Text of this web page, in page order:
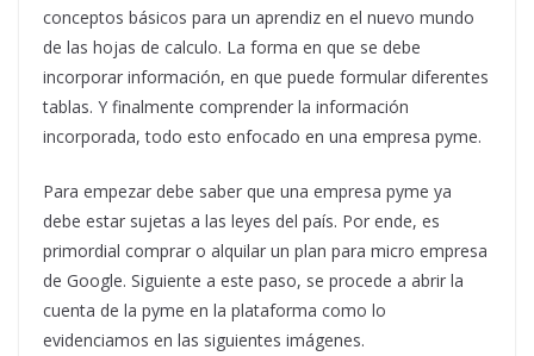
conceptos básicos para un aprendiz en el nuevo mundo
de las hojas de calculo. La forma en que se debe
incorporar información, en que puede formular diferentes
tablas. Y finalmente comprender la información
incorporada, todo esto enfocado en una empresa pyme.
Para empezar debe saber que una empresa pyme ya
debe estar sujetas a las leyes del país. Por ende, es
primordial comprar o alquilar un plan para micro empresa
de Google. Siguiente a este paso, se procede a abrir la
cuenta de la pyme en la plataforma como lo
evidenciamos en las siguientes imágenes.